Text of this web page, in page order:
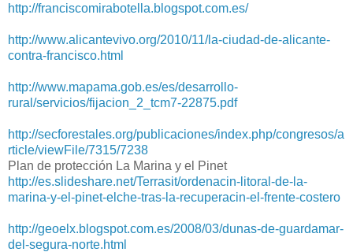
http://franciscomirabotella.blogspot.com.es/
http://www.alicantevivo.org/2010/11/la-ciudad-de-alicante-
contra-francisco.html
http://www.mapama.gob.es/es/desarrollo-
rural/servicios/fijacion_2_tcm7-22875.pdf
http://secforestales.org/publicaciones/index.php/congresos/a
rticle/viewFile/7315/7238
Plan de protección La Marina y el Pinet
http://es.slideshare.net/Terrasit/ordenacin-litoral-de-la-
marina-y-el-pinet-elche-tras-la-recuperacin-el-frente-costero
http://geoelx.blogspot.com.es/2008/03/dunas-de-guardamar-
del-segura-norte.html